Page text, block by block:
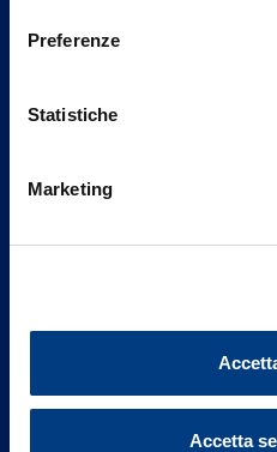
Preferenze
Statistiche
Marketing
Accetta
Vittoria Assicurazioni S.p.A.
20149 Milano
Part. IVA 01329510158